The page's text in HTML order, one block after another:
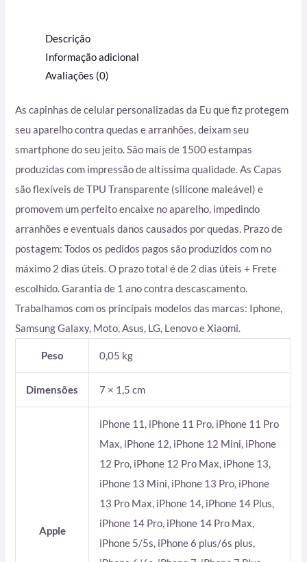
Descrição
Informação adicional
Avaliações (0)
As capinhas de celular personalizadas da Eu que fiz protegem
seu aparelho contra quedas e arranhões, deixam seu
smartphone do seu jeito. São mais de 1500 estampas
produzidas com impressão de altíssima qualidade. As Capas
são flexíveis de TPU Transparente (silicone maleável) e
promovem um perfeito encaixe no aparelho, impedindo
arranhões e eventuais danos causados por quedas. Prazo de
postagem: Todos os pedidos pagos são produzidos com no
máximo 2 dias úteis. O prazo total é de 2 dias úteis + Frete
escolhido. Garantia de 1 ano contra descascamento.
Trabalhamos com os principais modelos das marcas: Iphone,
Samsung Galaxy, Moto, Asus, LG, Lenovo e Xiaomi.
Peso 0,05 kg
Dimensões 7 × 1,5 cm
Apple
iPhone 11, iPhone 11 Pro, iPhone 11 Pro
Max, iPhone 12, iPhone 12 Mini, iPhone
12 Pro, iPhone 12 Pro Max, iPhone 13,
iPhone 13 Mini, iPhone 13 Pro, iPhone
13 Pro Max, iPhone 14, iPhone 14 Plus,
iPhone 14 Pro, iPhone 14 Pro Max,
iPhone 5/5s, iPhone 6 plus/6s plus,